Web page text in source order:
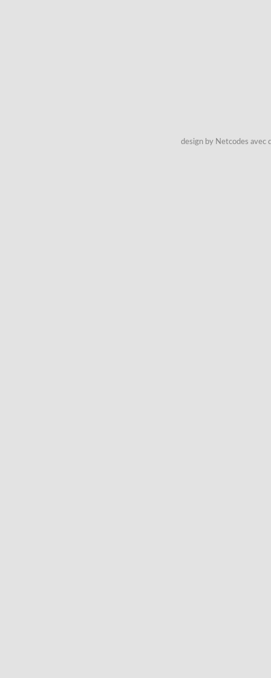
design by Netcodes avec